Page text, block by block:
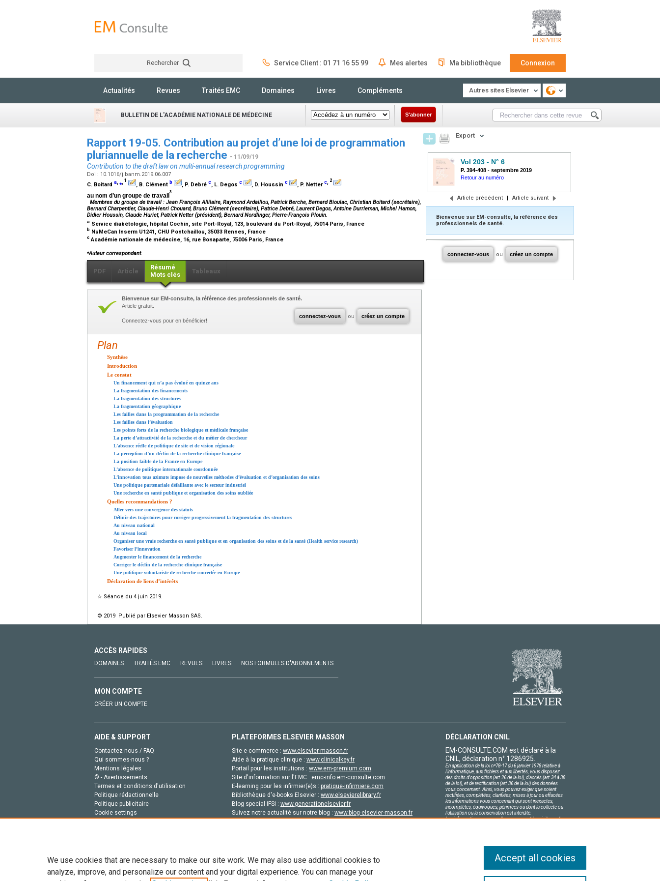
Rechercher Service Client : 01 71 16 55 99 Mes alertes Ma bibliothèque Connexion
Actualités Revues Traités EMC Domaines Livres Compléments Autres sites Elsevier
BULLETIN DE L'ACADÉMIE NATIONALE DE MÉDECINE S'abonner
Rapport 19-05. Contribution au projet d’une loi de programmation
pluriannuelle de la recherche - 11/09/19
Contribution to the draft law on multi-annual research programming
Doi : 10.1016/j.banm.2019.06.007
C. Boitard a,⁎, 1
, B. Clément b , P. Debré c, L. Degos c , D. Houssin c , P. Netterc, 2
au nom d’un groupe de travail
3
Membres du groupe de travail : Jean François Allilaire, Raymond Ardaillou, Patrick Berche, Bernard Bioulac, Christian Boitard (secrétaire),
Bernard Charpentier, Claude-Henri Chouard, Bruno Clément (secrétaire), Patrice Debré, Laurent Degos, Antoine Durrleman, Michel Hamon,
Didier Houssin, Claude Huriet, Patrick Netter (président), Bernard Nordlinger, Pierre-François Plouin.
a Service diabétologie, hôpital Cochin, site Port-Royal, 123, boulevard du Port-Royal, 75014 Paris, France
b NuMeCan Inserm U1241, CHU Pontchaillou, 35033 Rennes, France
c Académie nationale de médecine, 16, rue Bonaparte, 75006 Paris, France
⁎Auteur correspondant.
PDF Article
Résumé
Mots clés
Tableaux
connectez-vous ou créez un compte
Bienvenue sur EM-consulte, la référence des professionnels de santé.
Article gratuit.
Connectez-vous pour en bénéficier!
Plan
Synthèse
Introduction
Le constat
Un financement qui n’a pas évolué en quinze ans
La fragmentation des financements
La fragmentation des structures
La fragmentation géographique
Les failles dans la programmation de la recherche
Les failles dans l’évaluation
Les points forts de la recherche biologique et médicale française
La perte d’attractivité de la recherche et du métier de chercheur
L’absence réelle de politique de site et de vision régionale
La perception d’un déclin de la recherche clinique française
La position faible de la France en Europe
L’absence de politique internationale coordonnée
L’innovation tous azimuts impose de nouvelles méthodes d’évaluation et d’organisation des soins
Une politique partenariale défaillante avec le secteur industriel
Une recherche en santé publique et organisation des soins oubliée
Quelles recommandations ?
Aller vers une convergence des statuts
Définir des trajectoires pour corriger progressivement la fragmentation des structures
Au niveau national
Au niveau local
Organiser une vraie recherche en santé publique et en organisation des soins et de la santé (Health service research)
Favoriser l’innovation
Augmenter le financement de la recherche
Corriger le déclin de la recherche clinique française
Une politique volontariste de recherche concertée en Europe
Déclaration de liens d’intérêts
☆ Séance du 4 juin 2019.
© 2019 Publié par Elsevier Masson SAS.
Export
Vol 203 - N° 6
P. 394-408 - septembre 2019
Retour au numéro
Article précédent | Article suivant
Bienvenue sur EM-consulte, la référence des
professionnels de santé.
connectez-vous ou créez un compte
ACCÈS RAPIDES
DOMAINES TRAITÉS EMC REVUES LIVRES NOS FORMULES D'ABONNEMENTS
MON COMPTE
CRÉER UN COMPTE
AIDE & SUPPORT
Contactez-nous / FAQ
Qui sommes-nous ?
Mentions légales
© - Avertissements
Termes et conditions d'utilisation
Politique rédactionnelle
Politique publicitaire
Cookie settings
PLATEFORMES ELSEVIER MASSON
Site e-commerce : www.elsevier-masson.fr
Aide à la pratique clinique : www.clinicalkey.fr
Portail pour les institutions : www.em-premium.com
Site d'information sur l'EMC : emc-info.em-consulte.com
E-learning pour les infirmier(e)s : pratique-infirmiere.com
Bibliothèque d'e-books Elsevier : www.elsevierelibrary.fr
Blog special IFSI : www.generationelsevier.fr
Suivez notre actualité sur notre blog : www.blog-elsevier-masson.fr
DÉCLARATION CNIL
EM-CONSULTE.COM est déclaré à la
CNIL, déclaration n° 1286925.
En application de la loi nº78-17 du 6 janvier 1978 relative à
l'informatique, aux fichiers et aux libertés, vous disposez
des droits d'opposition (art.26 de la loi), d'accès (art.34 à 38
de la loi), et de rectification (art.36 de la loi) des données
vous concernant. Ainsi, vous pouvez exiger que soient
rectifiées, complétées, clarifiées, mises à jour ou effacées
les informations vous concernant qui sont inexactes,
incomplètes, équivoques, périmées ou dont la collecte ou
l'utilisation ou la conservation est interdite.
Les informations personnelles concernant les visiteurs de
We use cookies that are necessary to make our site work. We may also use additional cookies to
analyze, improve, and personalize our content and your digital experience. You can manage your
Accept all cookies